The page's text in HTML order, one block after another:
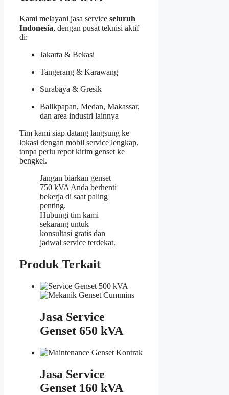
Kami melayani jasa service seluruh
Indonesia, dengan pusat teknisi aktif
di:
Jakarta & Bekasi
Tangerang & Karawang
Surabaya & Gresik
Balikpapan, Medan, Makassar,
dan area industri lainnya
Tim kami siap datang langsung ke
lokasi dengan mobil service lengkap,
tanpa perlu repot kirim genset ke
bengkel.
Jangan biarkan genset
750 kVA Anda berhenti
bekerja di saat paling
penting.
Hubungi tim kami
sekarang untuk
konsultasi gratis dan
jadwal service terdekat.
Produk Terkait
Jasa Service
Genset 650 kVA
Jasa Service
Genset 160 kVA